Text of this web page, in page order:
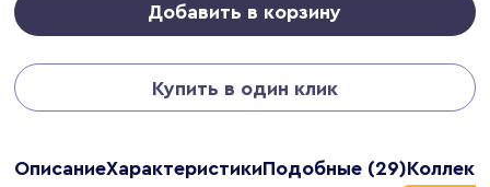
Добавить в корзину
Купить в один клик
ОписаниеХарактеристикиПодобные (29)